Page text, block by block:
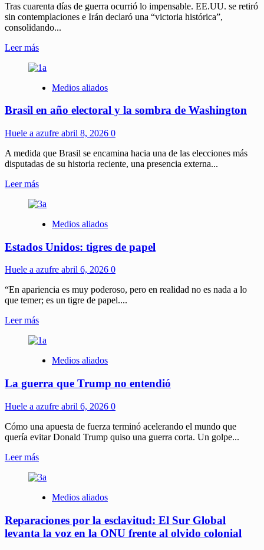
Tras cuarenta días de guerra ocurrió lo impensable. EE.UU. se retiró
sin contemplaciones e Irán declaró una “victoria histórica”,
consolidando...
Leer másLeer
sobre
días
sacudieron
Imperio:
Irán
venció
EEUU
Medios aliados
Brasil en año electoral y la sombra de Washington
Huele a azufre abril 8, 2026 0
A medida que Brasil se encamina hacia una de las elecciones más
disputadas de su historia reciente, una presencia externa...
Leer másLeer
sobre
en
electoral
la
de
Washington
Medios aliados
Estados Unidos: tigres de papel
Huele a azufre abril 6, 2026 0
“En apariencia es muy poderoso, pero en realidad no es nada a lo
que temer; es un tigre de papel....
Leer másLeer
sobre
Unidos:
de
Medios aliados
La guerra que Trump no entendió
Huele a azufre abril 6, 2026 0
Cómo una apuesta de fuerza terminó acelerando el mundo que
quería evitar Donald Trump quiso una guerra corta. Un golpe...
Leer másLeer
sobre
guerra
Trump
no
entendió
Medios aliados
Reparaciones por la esclavitud: El Sur Global
levanta la voz en la ONU frente al olvido colonial